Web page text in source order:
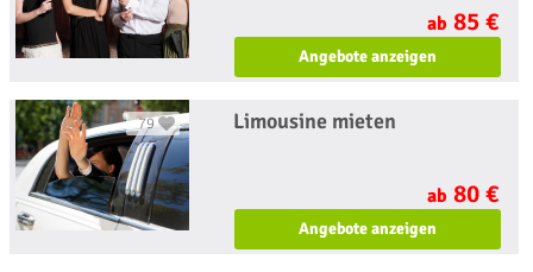
ab 85 €
Angebote anzeigen
79 Limousine mieten
ab 80 €
Angebote anzeigen